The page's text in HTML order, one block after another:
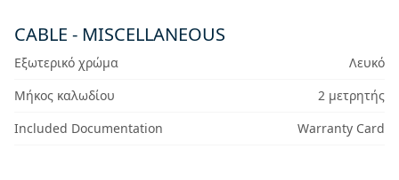
CABLE - MISCELLANEOUS
Εξωτερικό χρώμα
Λευκό
Μήκος καλωδίου
2 μετρητής
Included Documentation
Warranty Card